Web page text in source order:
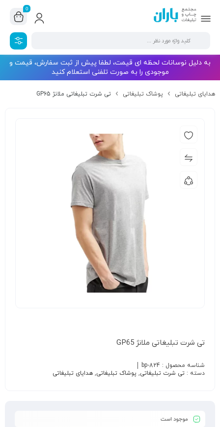
0
به دلیل نوسانات لحظه ای قیمت، لطفا پیش از ثبت سفارش، قیمت و
موجودی را به صورت تلفنی استعلام کنید
هدایای تبلیغاتی پوشاک تبلیغاتی تی شرت تبلیغاتی ملانژ GP65
تی شرت تبلیغاتی ملانژ GP65
شناسه محصول : bp-824
دسته : تی شرت تبلیغاتی, پوشاک تبلیغاتی, هدایای تبلیغاتی
موجود است